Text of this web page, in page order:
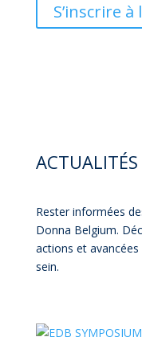
S’inscrire
ACTUALITÉS
Rester informées
Donna Belgium.
actions et
sein.